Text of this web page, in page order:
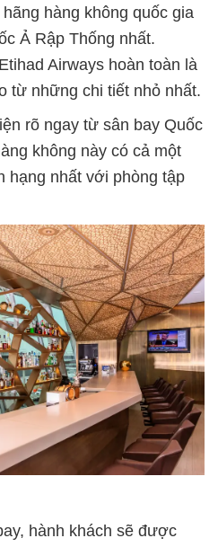
hàng không quốc gia
Ả Rập Thống nhất.
Airways hoàn toàn là
từ những chi tiết nhỏ nhất.
rõ ngay từ sân bay Quốc
không này có cả một
hạng nhất với phòng tập
hành khách sẽ được